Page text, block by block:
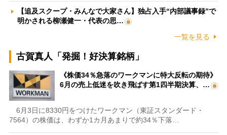
【追及スクープ・みんなで大家さん】独占入手“内部議事録”で
明かされる柳瀬健一・代表の思…
一覧を見る
古賀真人「発掘！好決算銘柄」
《株価34％急落のワークマンに特大反転の期待》
6月の売上低迷を吹き飛ばす第1四半期決算、…
6月3日に8330円をつけたワークマン（東証スタンダード・
7564）の株価は、わずか1カ月あまりで約34％下落…